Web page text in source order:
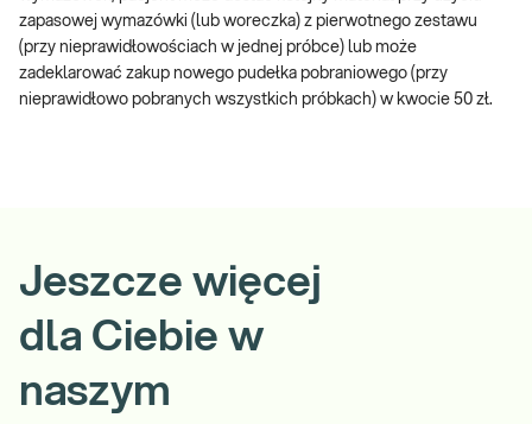
zapasowej wymazówki (lub woreczka) z pierwotnego zestawu
(przy nieprawidłowościach w jednej próbce) lub może
zadeklarować zakup nowego pudełka pobraniowego (przy
nieprawidłowo pobranych wszystkich próbkach) w kwocie 50 zł.
Jeszcze więcej
dla Ciebie w
naszym